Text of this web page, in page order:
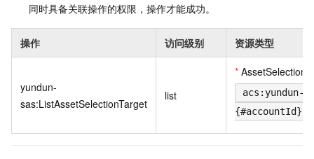
同时具备关联操作的权限，操作才能成功。
操作 访问级别 资源类型
yundun-
sas:ListAssetSelectionTarget
list
*
acs:yundun-